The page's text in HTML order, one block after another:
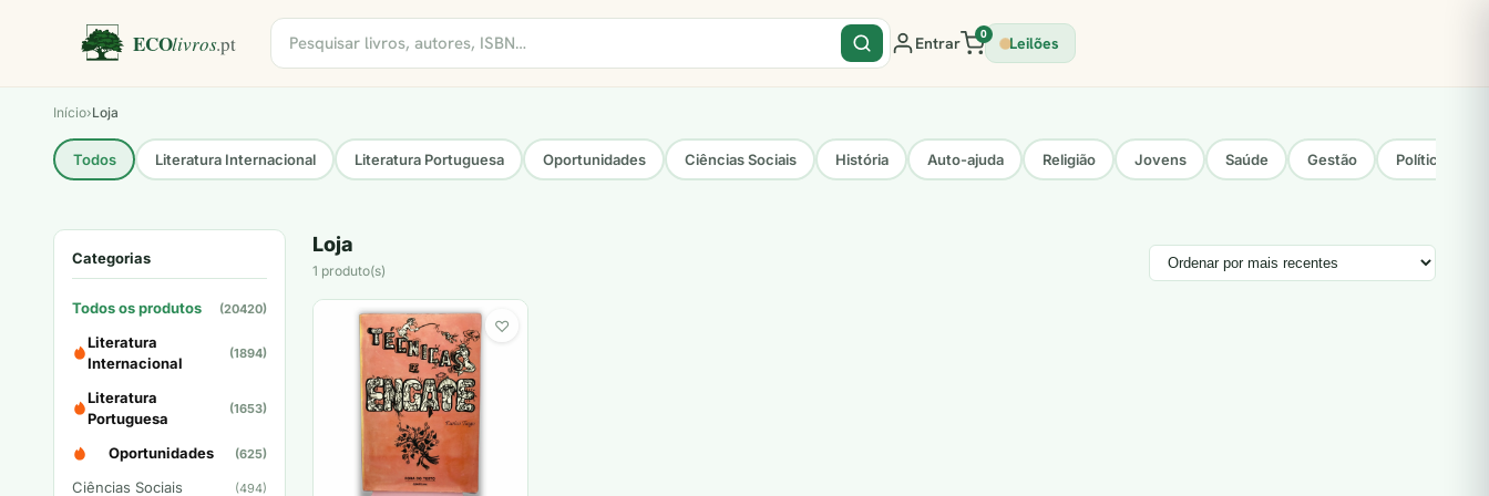
Entrar 0 Leilões
Início›Loja
Todos Literatura Internacional Literatura Portuguesa Oportunidades Ciências Sociais História Auto-ajuda Religião Jovens Saúde Gestão Política
Categorias
Todos os produtos (20420)
Literatura
Internacional
(1894)
Literatura
Portuguesa
(1653)
Oportunidades (625)
Ciências Sociais (494)
Loja
1 produto(s)
♡